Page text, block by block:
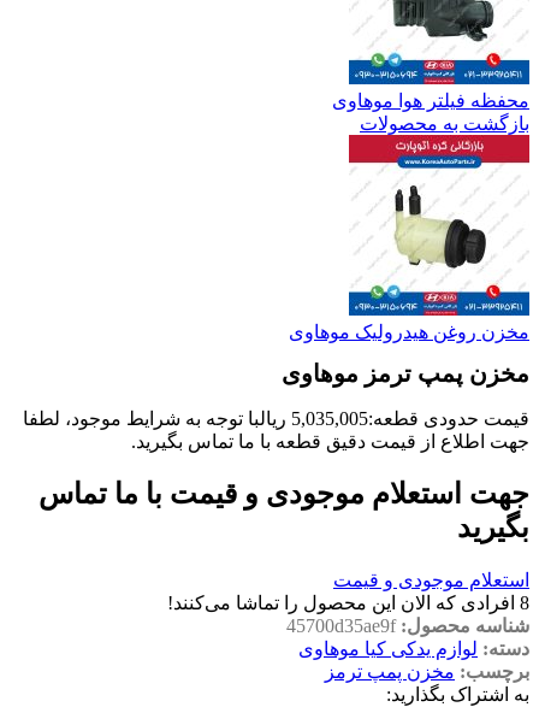
محفظه فیلتر هوا موهاوی
بازگشت به محصولات
مخزن روغن هیدرولیک موهاوی
مخزن پمپ ترمز موهاوی
قیمت حدودی قطعه:5,035,005 ریالبا توجه به شرایط موجود، لطفا
جهت اطلاع از قیمت دقیق قطعه با ما تماس بگیرید.
جهت استعلام موجودی و قیمت با ما تماس
بگیرید
استعلام موجودی و قیمت
8 افرادی که الان این محصول را تماشا می‌کنند!
شناسه محصول:45700d35ae9f
دسته: لوازم یدکی کیا موهاوی
برچسب: مخزن پمپ ترمز
به اشتراک بگذارید: